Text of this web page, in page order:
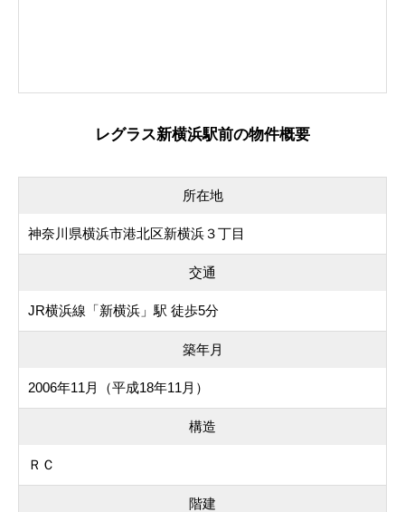
レグラス新横浜駅前の物件概要
所在地
神奈川県横浜市港北区新横浜３丁目
交通
JR横浜線「新横浜」駅 徒歩5分
築年月
2006年11月（平成18年11月）
構造
ＲＣ
階建